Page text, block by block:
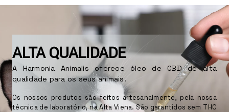
ALTA QUALIDADE
A Harmonia Animalis oferece óleo de CBD de alta
qualidade para os seus animais.
Os nossos produtos são feitos artesanalmente, pela nossa
técnica de laboratório, na Alta Viena. São garantidos sem THC